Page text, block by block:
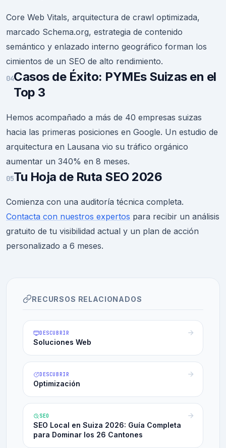
Core Web Vitals, arquitectura de crawl optimizada,
marcado Schema.org, estrategia de contenido
semántico y enlazado interno geográfico forman los
cimientos de un SEO de alto rendimiento.
04Casos de Éxito: PYMEs Suizas en el
Top 3
Hemos acompañado a más de 40 empresas suizas
hacia las primeras posiciones en Google. Un estudio de
arquitectura en Lausana vio su tráfico orgánico
aumentar un 340% en 8 meses.
05Tu Hoja de Ruta SEO 2026
Comienza con una auditoría técnica completa.
Contacta con nuestros expertos para recibir un análisis
gratuito de tu visibilidad actual y un plan de acción
personalizado a 6 meses.
RECURSOS RELACIONADOS
DESCUBRIR
Soluciones Web
DESCUBRIR
Optimización
SEO
SEO Local en Suiza 2026: Guía Completa
para Dominar los 26 Cantones